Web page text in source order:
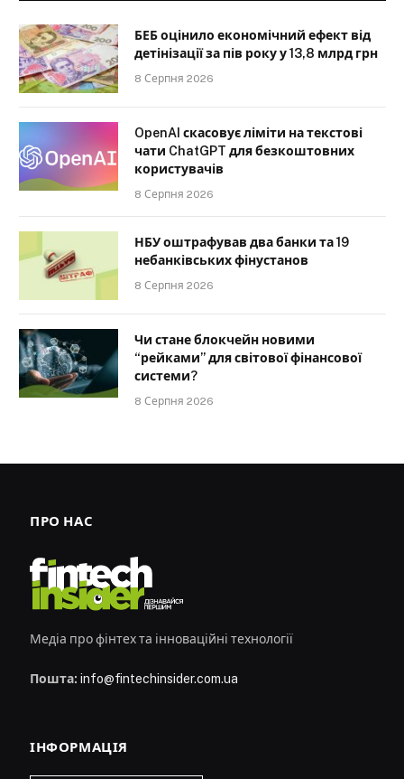
БЕБ оцінило економічний ефект від
детінізації за пів року у 13,8 млрд грн
8 Серпня 2026
OpenAI скасовує ліміти на текстові
чати ChatGPT для безкоштовних
користувачів
8 Серпня 2026
НБУ оштрафував два банки та 19
небанківських фінустанов
8 Серпня 2026
Чи стане блокчейн новими
“рейками” для світової фінансової
системи?
8 Серпня 2026
ПРО НАС
Медіа про фінтех та інноваційні технології
Пошта: info@fintechinsider.com.ua
ІНФОРМАЦІЯ